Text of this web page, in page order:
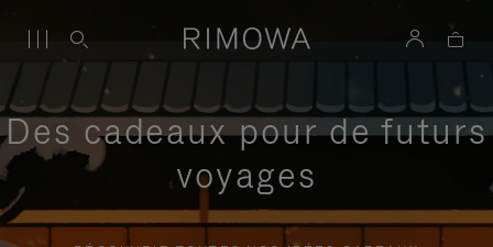
Des cadeaux pour de futurs
voyages